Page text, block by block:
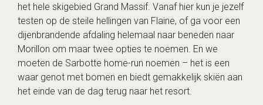
het hele skigebied Grand Massif. Vanaf hier kun je jezelf
testen op de steile hellingen van Flaine, of ga voor een
dijenbrandende afdaling helemaal naar beneden naar
Morillon om maar twee opties te noemen. En we
moeten de Sarbotte home-run noemen – het is een
waar genot met bomen en biedt gemakkelijk skiën aan
het einde van de dag terug naar het resort.